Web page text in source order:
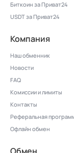
Биткоин за Приват24
USDT за Приват24
Компания
Наш обменник
Новости
FAQ
Комиссии и лимиты
Контакты
Реферальная
Офлайн обмен